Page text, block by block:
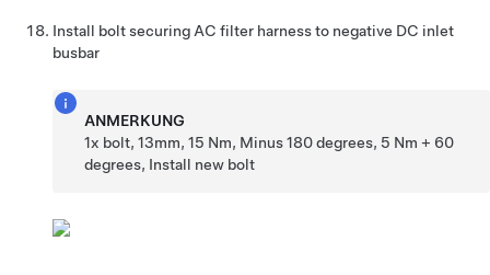
Install bolt securing AC filter harness to negative DC inlet
busbar
ANMERKUNG
1x bolt, 13mm, 15 Nm, Minus 180 degrees, 5 Nm + 60
degrees, Install new bolt